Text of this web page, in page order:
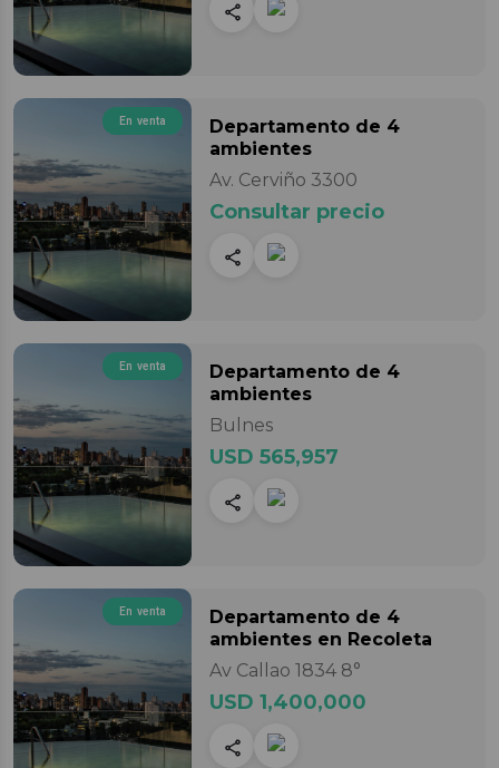
En venta Departamento de 4
ambientes
Av. Cerviño 3300
Consultar precio
En venta Departamento de 4
ambientes
Bulnes
USD 565,957
En venta Departamento de 4
ambientes en Recoleta
Av Callao 1834 8°
USD 1,400,000